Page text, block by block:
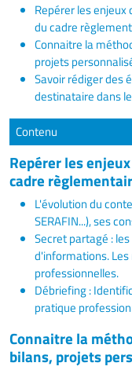
Repérer les
du cadre
Connaitre la
projets
Savoir rédiger des
destinataire dans
Contenu
Repérer les
cadre
L'évolution du
SERAFIN...), ses
Secret partagé :
d'informations.
professionnelles.
Débriefing :
pratique
Connaitre la
bilans, projets